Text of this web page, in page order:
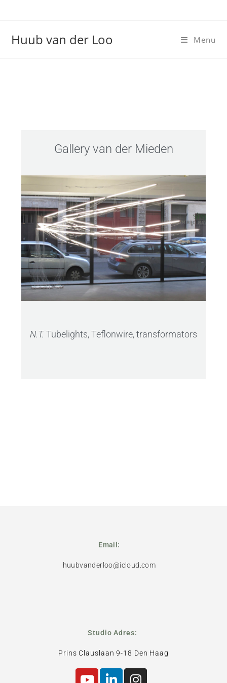
Huub van der Loo Menu
Gallery van der Mieden
N.T.Tubelights, Teflonwire, transformators
Studio Adres:
Prins Clauslaan 9-18 Den Haag
Email:
huubvanderloo@icloud.com